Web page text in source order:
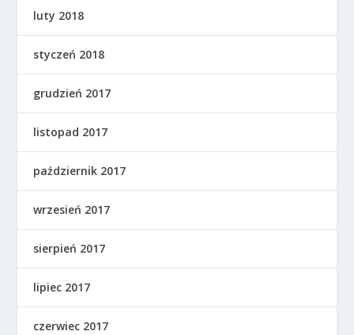
luty 2018
styczeń 2018
grudzień 2017
listopad 2017
październik 2017
wrzesień 2017
sierpień 2017
lipiec 2017
czerwiec 2017